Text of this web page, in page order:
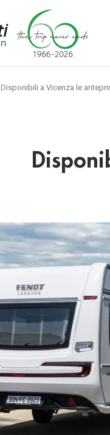
Pagina
Disponibili a Vicenza le